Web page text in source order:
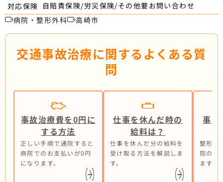
対応保険 自賠責保険/労災保険/その他要お問い合わせ
病院・整形外科
高崎市
交通事故治療に関するよくある質
問
事故治療費を0円に
する方法
正しい手順で通院すると
病院でのお支払いが0円
になります。
仕事を休んだ時の
給料は？
仕事を休んだ分の給料を
受け取る方法を解説しま
す。
事故
整形外
院の併
ます。